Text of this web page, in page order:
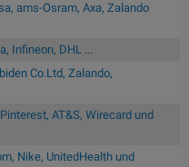
ams-Osram, Axa, Zalando
Infineon, DHL ...
Co.Ltd, Zalando,
AT&S, Wirecard und
Nike, UnitedHealth und